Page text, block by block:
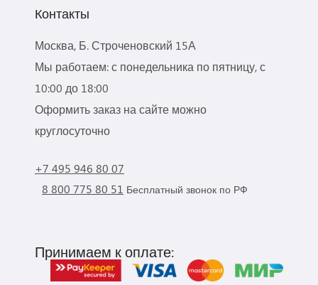
Контакты
Москва, Б. Строченовский 15А
Мы работаем: с понедельника по пятницу, с
10:00 до 18:00
Оформить заказ на сайте можно
круглосуточно
+7 495 946 80 07
8 800 775 80 51 Бесплатный звонок по РФ
Принимаем к оплате: